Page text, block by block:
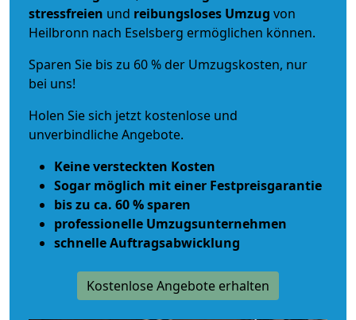
stressfreien und reibungsloses Umzug von
Heilbronn nach Eselsberg ermöglichen können.
Sparen Sie bis zu 60 % der Umzugskosten, nur
bei uns!
Holen Sie sich jetzt kostenlose und
unverbindliche Angebote.
Keine versteckten Kosten
Sogar möglich mit einer Festpreisgarantie
bis zu ca. 60 % sparen
professionelle Umzugsunternehmen
schnelle Auftragsabwicklung
Kostenlose Angebote erhalten